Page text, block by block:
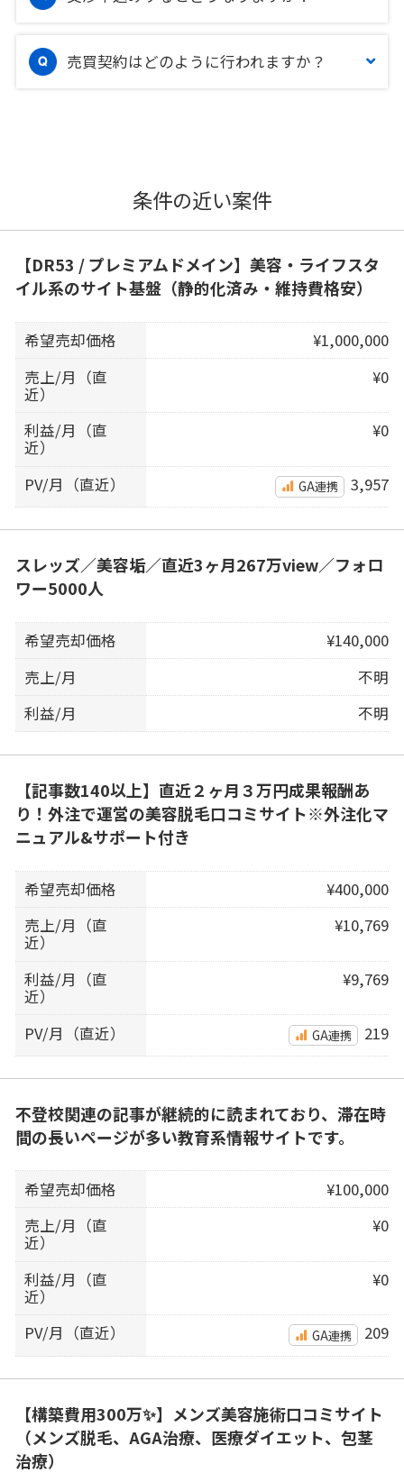
売買契約はどのように行われますか？
条件の近い案件
【DR53 / プレミアムドメイン】美容・ライフスタ
イル系のサイト基盤（静的化済み・維持費格安）
希望売却価格
¥1,000,000
売上/月（直
近）
¥0
利益/月（直
近）
¥0
PV/月（直近） GA連携 3,957
スレッズ／美容垢／直近3ヶ月267万view／フォロ
ワー5000人
希望売却価格
¥140,000
売上/月
不明
利益/月
不明
【記事数140以上】直近２ヶ月３万円成果報酬あ
り！外注で運営の美容脱毛口コミサイト※外注化マ
ニュアル&サポート付き
希望売却価格
¥400,000
売上/月（直
近）
¥10,769
利益/月（直
近）
¥9,769
PV/月（直近） GA連携 219
不登校関連の記事が継続的に読まれており、滞在時
間の長いページが多い教育系情報サイトです。
希望売却価格
¥100,000
売上/月（直
近）
¥0
利益/月（直
近）
¥0
PV/月（直近） GA連携 209
【構築費用300万✨】メンズ美容施術口コミサイト
（メンズ脱毛、AGA治療、医療ダイエット、包茎
治療）